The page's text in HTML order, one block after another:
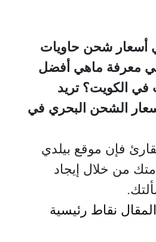
أسعار شحن حاويات
معرفة ماهي أفضل
في الكويت؟ تريد
الشحن البحري في
فإن موقع بيلدي
من خلال إيجاد
نقاط رئيسية